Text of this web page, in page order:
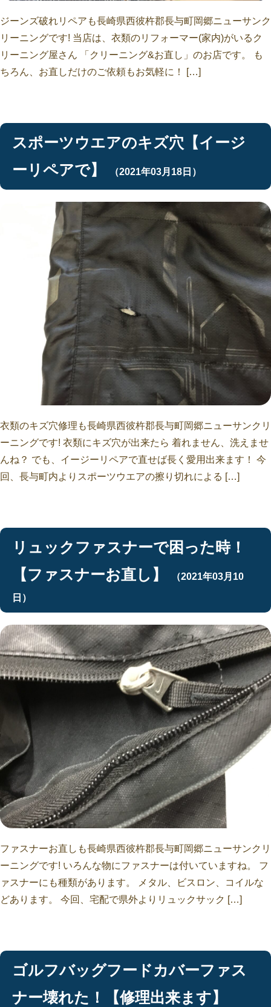
ジーンズ破れリペアも長崎県西彼杵郡長与町岡郷ニューサンク
リーニングです! 当店は、衣類のリフォーマー(家内)がいるク
リーニング屋さん 「クリーニング&お直し」のお店です。 も
ちろん、お直しだけのご依頼もお気軽に！ […]
スポーツウエアのキズ穴【イージ
ーリペアで】
（2021年03月18日）
衣類のキズ穴修理も長崎県西彼杵郡長与町岡郷ニューサンクリ
ーニングです! 衣類にキズ穴が出来たら 着れません、洗えませ
んね？ でも、イージーリペアで直せば長く愛用出来ます！ 今
回、長与町内よりスポーツウエアの擦り切れによる […]
リュックファスナーで困った時！
【ファスナーお直し】
（2021年03月10
日）
ファスナーお直しも長崎県西彼杵郡長与町岡郷ニューサンクリ
ーニングです! いろんな物にファスナーは付いていますね。 フ
ァスナーにも種類があります。 メタル、ビスロン、コイルな
どあります。 今回、宅配で県外よりリュックサック […]
ゴルフバッグフードカバーファス
ナー壊れた！【修理出来ます】